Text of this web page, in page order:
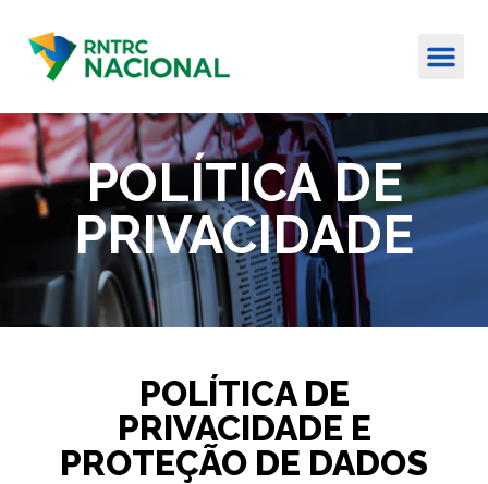
POLÍTICA DE
PRIVACIDADE
POLÍTICA DE
PRIVACIDADE E
PROTEÇÃO DE DADOS